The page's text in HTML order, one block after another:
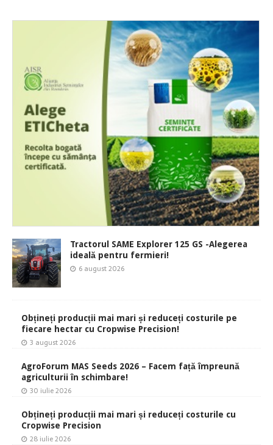
Tractorul SAME Explorer 125 GS -Alegerea
ideală pentru fermieri!
6 august 2026
Obțineți producții mai mari și reduceți costurile pe
fiecare hectar cu Cropwise Precision!
3 august 2026
AgroForum MAS Seeds 2026 – Facem față împreună
agriculturii în schimbare!
30 iulie 2026
Obțineți producții mai mari și reduceți costurile cu
Cropwise Precision
28 iulie 2026